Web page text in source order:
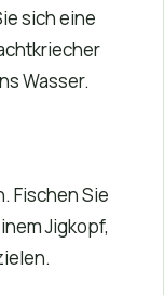
sich eine
Wasser.
Fischen Sie
Jigkopf,